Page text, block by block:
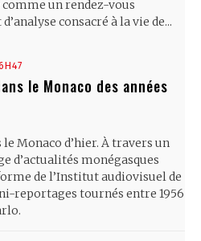
un rendez-vous
consacré à la vie de...
le Monaco des années
Monaco d’hier. À travers un
d’actualités monégasques
de l’Institut audiovisuel de
reportages tournés entre 1956